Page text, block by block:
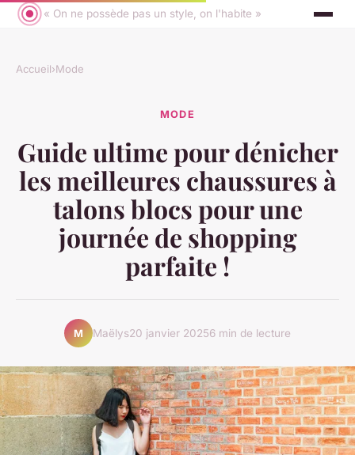
« On ne possède pas un style, on l'habite »
Accueil›Mode
MODE
Guide ultime pour dénicher
les meilleures chaussures à
talons blocs pour une
journée de shopping
parfaite !
M Maëlys20 janvier 20256 min de lecture